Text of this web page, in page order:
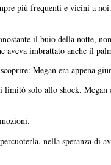
più frequenti e vicini a
il buio della notte,
aveva imbrattato anche il
Megan era appena
solo allo shock.
nella speranza di